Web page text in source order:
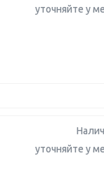
уточняйте у
уточняйте у